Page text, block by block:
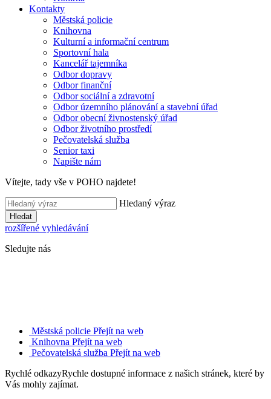
Kontakty
Městská policie
Knihovna
Kulturní a informační centrum
Sportovní hala
Kancelář tajemníka
Odbor dopravy
Odbor finanční
Odbor sociální a zdravotní
Odbor územního plánování a stavební úřad
Odbor obecní živnostenský úřad
Odbor životního prostředí
Pečovatelská služba
Senior taxi
Napište nám
Vítejte, tady vše v POHO najdete!
Hledaný výraz
Hledat
rozšířené vyhledávání
Sledujte nás
Městská policie Přejít na web
Knihovna Přejít na web
Pečovatelská služba Přejít na web
Rychlé odkazyRychle dostupné informace z našich stránek, které by
Vás mohly zajímat.